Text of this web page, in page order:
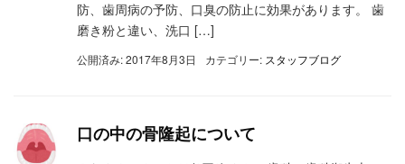
防、歯周病の予防、口臭の防止に効果があります。 歯
磨き粉と違い、洗口 […]
公開済み: 2017年8月3日 カテゴリー: スタッフブログ
口の中の骨隆起について